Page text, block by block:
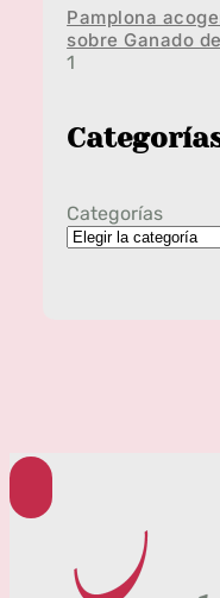
Pamplona
sobre Ganado
Categorías